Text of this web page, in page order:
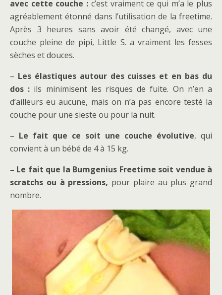
avec cette couche : c’est vraiment ce qui m’a le plus
agréablement étonné dans l’utilisation de la freetime.
Après 3 heures sans avoir été changé, avec une
couche pleine de pipi, Little S. a vraiment les fesses
sèches et douces.
– Les élastiques autour des cuisses et en bas du
dos : ils minimisent les risques de fuite. On n’en a
d’ailleurs eu aucune, mais on n’a pas encore testé la
couche pour une sieste ou pour la nuit.
– Le fait que ce soit une couche évolutive, qui
convient à un bébé de 4 à 15 kg.
– Le fait que la Bumgenius Freetime soit vendue à
scratchs ou à pressions, pour plaire au plus grand
nombre.